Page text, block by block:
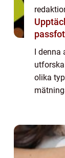
I denna
olika